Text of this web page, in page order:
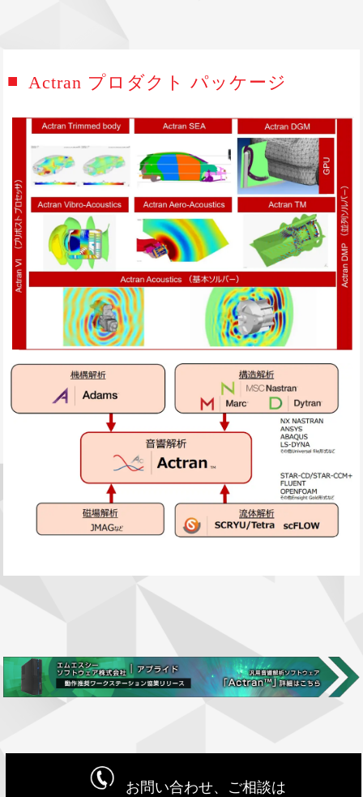
Actran プロダクト パッケージ
お問い合わせ、ご相談は